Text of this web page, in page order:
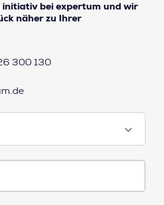
initiativ bei expertum und wir
näher zu Ihrer
300 130